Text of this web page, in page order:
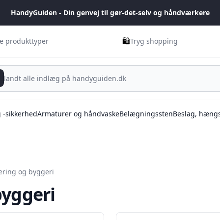
HandyGuiden - Din genvej til gør-det-selv og håndværkere
produkttyper 🛍️Tryg shopping
-sikkerhedArmaturer og håndvaskeBelægningsstenBeslag,
og byggeri